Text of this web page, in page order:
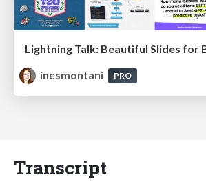
Lightning Talk: Beautiful Slides for
inesmontani
PRO
Transcript